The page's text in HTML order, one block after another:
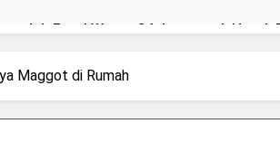
Food Waste 24 Jam untuk Hotel,
dan Rekomendasi Terpercaya
Lengkap dan Rekomendasi Terpercaya
Maggot di Rumah